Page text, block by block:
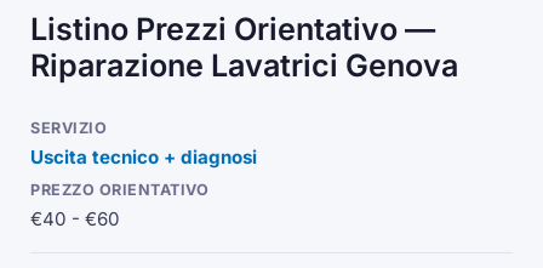
Listino Prezzi Orientativo —
Riparazione Lavatrici Genova
Uscita tecnico + diagnosi
€40 - €60